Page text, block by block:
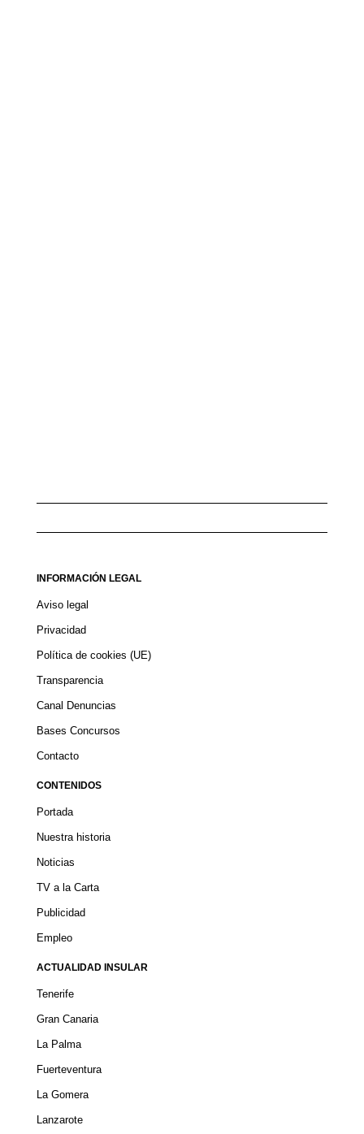
INFORMACIÓN LEGAL
Aviso legal
Privacidad
Política de cookies (UE)
Transparencia
Canal Denuncias
Bases Concursos
Contacto
CONTENIDOS
Portada
Nuestra historia
Noticias
TV a la Carta
Publicidad
Empleo
ACTUALIDAD INSULAR
Tenerife
Gran Canaria
La Palma
Fuerteventura
La Gomera
Lanzarote